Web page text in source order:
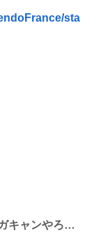
sta
キャンやろ…